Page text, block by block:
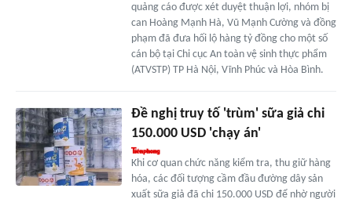
quảng cáo được xét duyệt thuận lợi, nhóm bị
can Hoàng Mạnh Hà, Vũ Mạnh Cường và đồng
phạm đã đưa hối lộ hàng tỷ đồng cho một số
cán bộ tại Chi cục An toàn vệ sinh thực phẩm
(ATVSTP) TP Hà Nội, Vĩnh Phúc và Hòa Bình.
Đề nghị truy tố 'trùm' sữa giả chi
150.000 USD 'chạy án'
Khi cơ quan chức năng kiểm tra, thu giữ hàng
hóa, các đối tượng cầm đầu đường dây sản
xuất sữa giả đã chi 150.000 USD để nhờ người